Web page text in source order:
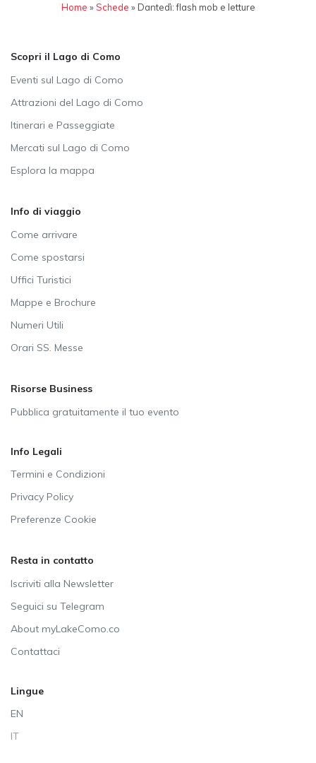
Home »Schede » Dantedì: flash mob e letture
Scopri il Lago di Como
Eventi sul Lago di Como
Attrazioni del Lago di Como
Itinerari e Passeggiate
Mercati sul Lago di Como
Esplora la mappa
Info di viaggio
Come arrivare
Come spostarsi
Uffici Turistici
Mappe e Brochure
Numeri Utili
Orari SS. Messe
Risorse Business
Pubblica gratuitamente il tuo evento
Info Legali
Termini e Condizioni
Privacy Policy
Preferenze Cookie
Resta in contatto
Iscriviti alla Newsletter
Seguici su Telegram
About myLakeComo.co
Contattaci
Lingue
EN
IT